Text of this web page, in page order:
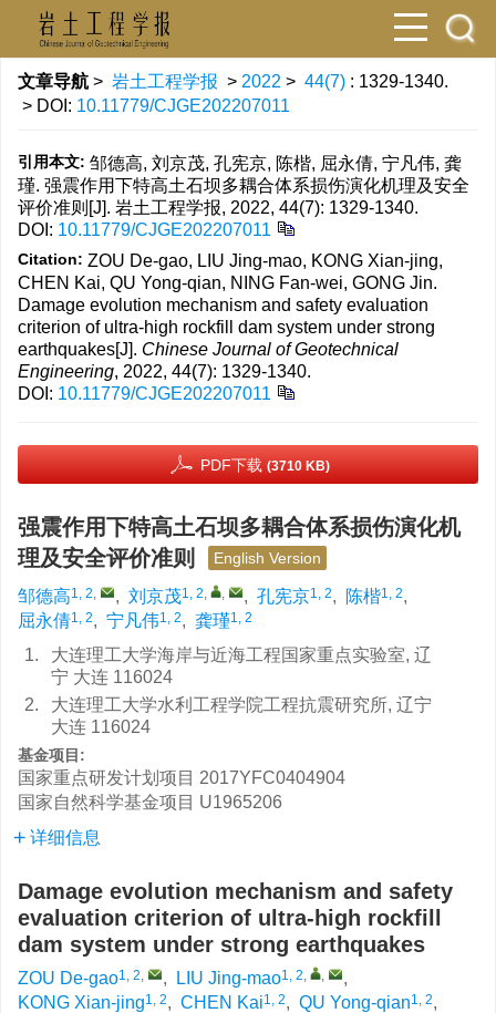
文章导航 > 岩土工程学报 > 2022 > 44(7) : 1329-1340.
> DOI: 10.11779/CJGE202207011
引用本文: 邹德高, 刘京茂, 孔宪京, 陈楷, 屈永倩, 宁凡伟, 龚
瑾. 强震作用下特高土石坝多耦合体系损伤演化机理及安全
评价准则[J]. 岩土工程学报, 2022, 44(7): 1329-1340.
DOI: 10.11779/CJGE202207011
Citation: ZOU De-gao, LIU Jing-mao, KONG Xian-jing,
CHEN Kai, QU Yong-qian, NING Fan-wei, GONG Jin.
Damage evolution mechanism and safety evaluation
criterion of ultra-high rockfill dam system under strong
earthquakes[J]. Chinese Journal of Geotechnical
Engineering, 2022, 44(7): 1329-1340.
DOI: 10.11779/CJGE202207011
PDF下载 (3710 KB)
强震作用下特高土石坝多耦合体系损伤演化机
理及安全评价准则
English Version
邹德高1, 2, , 刘京茂1, 2, , , 孔宪京1, 2, 陈楷1, 2,
屈永倩1, 2, 宁凡伟1, 2, 龚瑾1, 2
1.
大连理工大学海岸与近海工程国家重点实验室, 辽
宁 大连 116024
2.
大连理工大学水利工程学院工程抗震研究所, 辽宁
大连 116024
基金项目:
国家重点研发计划项目 2017YFC0404904
国家自然科学基金项目 U1965206
详细信息
Damage evolution mechanism and safety
evaluation criterion of ultra-high rockfill
dam system under strong earthquakes
ZOU De-gao1, 2, , LIU Jing-mao1, 2, ,
,
KONG Xian-jing1, 2, CHEN Kai1, 2, QU Yong-qian1, 2,